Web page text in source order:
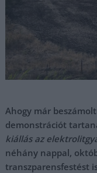
Ahogy már
demonstrációt
kiállás az
néhány nappal,
transzparensfestést